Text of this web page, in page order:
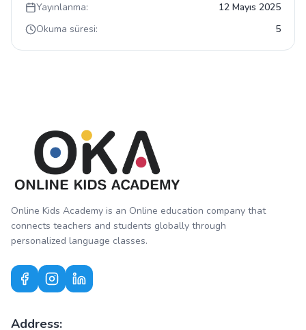
Yayınlanma:
12 Mayıs 2025
Okuma süresi:
5
Online Kids Academy is an Online education company that
connects teachers and students globally through
personalized language classes.
Address: